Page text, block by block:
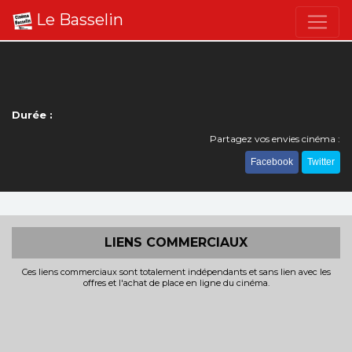
Le Basselin
Durée :
Partagez vos envies cinéma :
Facebook Twitter
LIENS COMMERCIAUX
Ces liens commerciaux sont totalement indépendants et sans lien avec les
offres et l'achat de place en ligne du cinéma.